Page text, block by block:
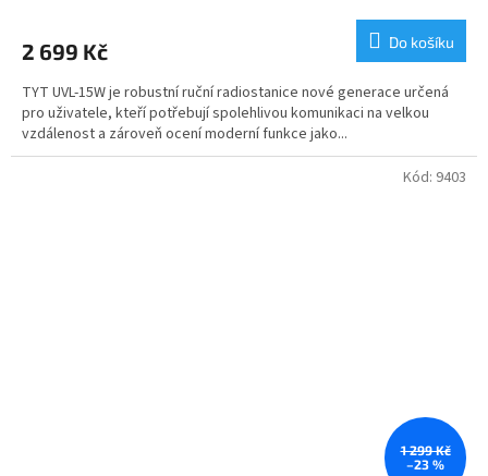
je
z
5
hvězdiček.
2 699 Kč Do košíku
TYT UVL-15W je robustní ruční radiostanice nové generace určená
pro uživatele, kteří potřebují spolehlivou komunikaci na velkou
vzdálenost a zároveň ocení moderní funkce jako...
1 299 Kč
–23 %
Kód: 9403